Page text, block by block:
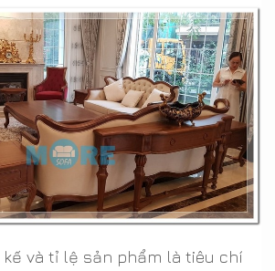
và tỉ lệ sản phẩm là tiêu chí